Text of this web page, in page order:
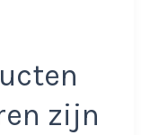
zijn